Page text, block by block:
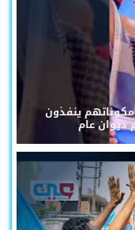
ينفذون
ديوان عام